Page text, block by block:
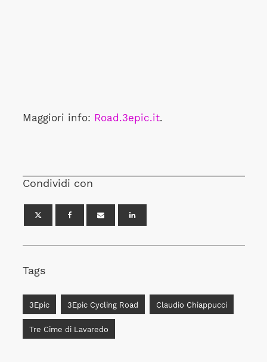
Maggiori info: Road.3epic.it.
Condividi con
Tags
3Epic 3Epic Cycling Road Claudio Chiappucci
Tre Cime di Lavaredo